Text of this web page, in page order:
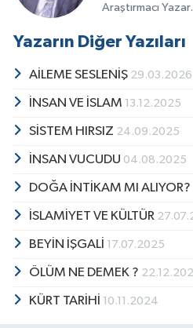
Araştırmacı Yazar.
Yazarın Diğer Yazıları
AİLEME SESLENİŞ 29.03.2026
İNSAN VE İSLAM 13.12.2025
SİSTEM HIRSIZ 24.09.2025
İNSAN VUCUDU 04.08.2025
DOĞA İNTİKAM MI ALIYOR?
İSLAMİYET VE KÜLTÜR
BEYİN İŞGALİ 17.07.2025
ÖLÜM NE DEMEK ?
KÜRT TARİHİ 10.11.2024